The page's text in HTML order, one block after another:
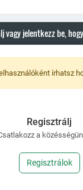
vagy jelentkezz be,
írhatsz
Regisztrálj
a
Regisztrálok